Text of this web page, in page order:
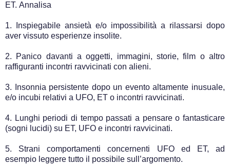
ET. Annalisa
1. Inspiegabile ansietà e/o impossibilità a rilassarsi dopo
aver vissuto esperienze insolite.
2. Panico davanti a oggetti, immagini, storie, film o altro
raffiguranti incontri ravvicinati con alieni.
3. Insonnia persistente dopo un evento altamente inusuale,
e/o incubi relativi a UFO, ET o incontri ravvicinati.
4. Lunghi periodi di tempo passati a pensare o fantasticare
(sogni lucidi) su ET, UFO e incontri ravvicinati.
5. Strani comportamenti concernenti UFO ed ET, ad
esempio leggere tutto il possibile sull’argomento.